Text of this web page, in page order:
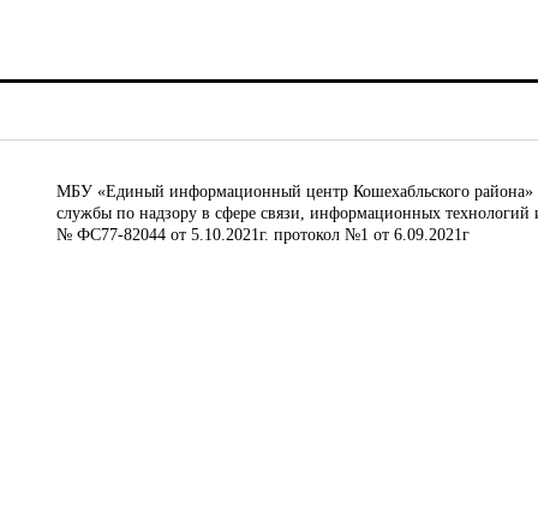
МБУ «Единый информационный центр Кошехабльского района»
службы по надзору в сфере связи, информационных
№ ФС77-82044 от 5.10.2021г. протокол №1 от 6.09.2021г